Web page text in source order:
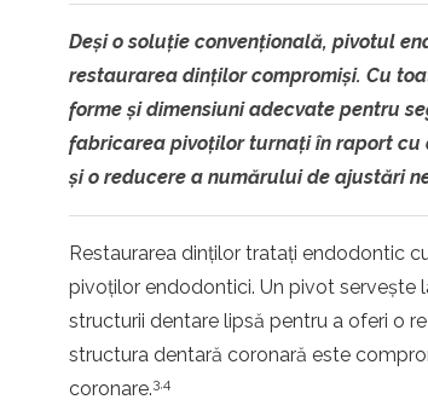
Deși o soluție convențională, pivotul
restaurarea dinților compromiși. Cu
forme și dimensiuni adecvate pentru
fabricarea pivoților turnați în raport
și o reducere a numărului de ajustări
Restaurarea dinților tratați endodontic
pivoților endodontici. Un pivot servește
structurii dentare lipsă pentru a oferi o
structura dentară coronară este
coronare.3,4